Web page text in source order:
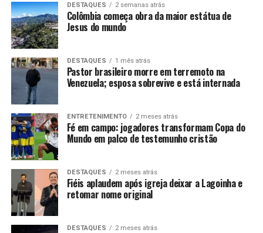
DESTAQUES 2 semanas atrás
Colômbia começa obra da maior estátua de
Jesus do mundo
DESTAQUES 1 mês atrás
Pastor brasileiro morre em terremoto na
Venezuela; esposa sobrevive e está internada
ENTRETENIMENTO 2 meses atrás
Fé em campo: jogadores transformam Copa do
Mundo em palco de testemunho cristão
DESTAQUES 2 meses atrás
Fiéis aplaudem após igreja deixar a Lagoinha e
retomar nome original
DESTAQUES 2 meses atrás